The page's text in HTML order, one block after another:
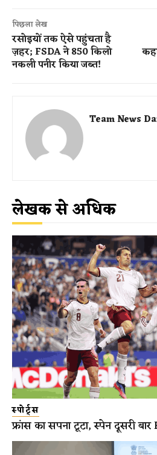
पिछला लेख
रसोइयों तक ऐसे पहुंचता है
ज़हर; FSDA ने 850 किलो
नकली पनीर किया जब्त!
Team News
लेखक से अधिक
स्पोर्ट्स
फ्रांस का सपना टूटा, स्पेन दूसरी